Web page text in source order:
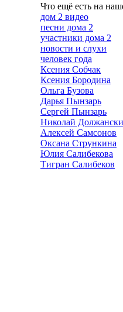
Что ещё есть на
дом 2 видео
песни дома 2
участники дома 2
новости и слухи
человек года
Ксения Собчак
Ксения Бородина
Ольга Бузова
Дарья Пынзарь
Сергей Пынзарь
Николай
Алексей Самсонов
Оксана Стрункина
Юлия Салибекова
Тигран Салибеков